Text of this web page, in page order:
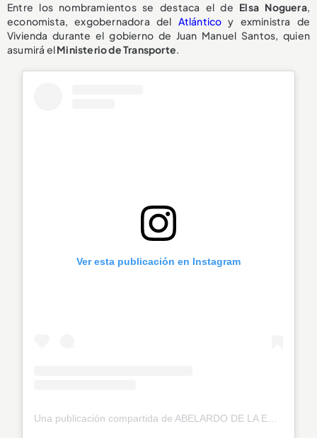
Entre los nombramientos se destaca el de Elsa Noguera,
economista, exgobernadora del Atlánticoy exministra de
Vivienda durante el gobierno de Juan Manuel Santos, quien
asumirá elMinisterio de Transporte.
Ver esta publicación en Instagram